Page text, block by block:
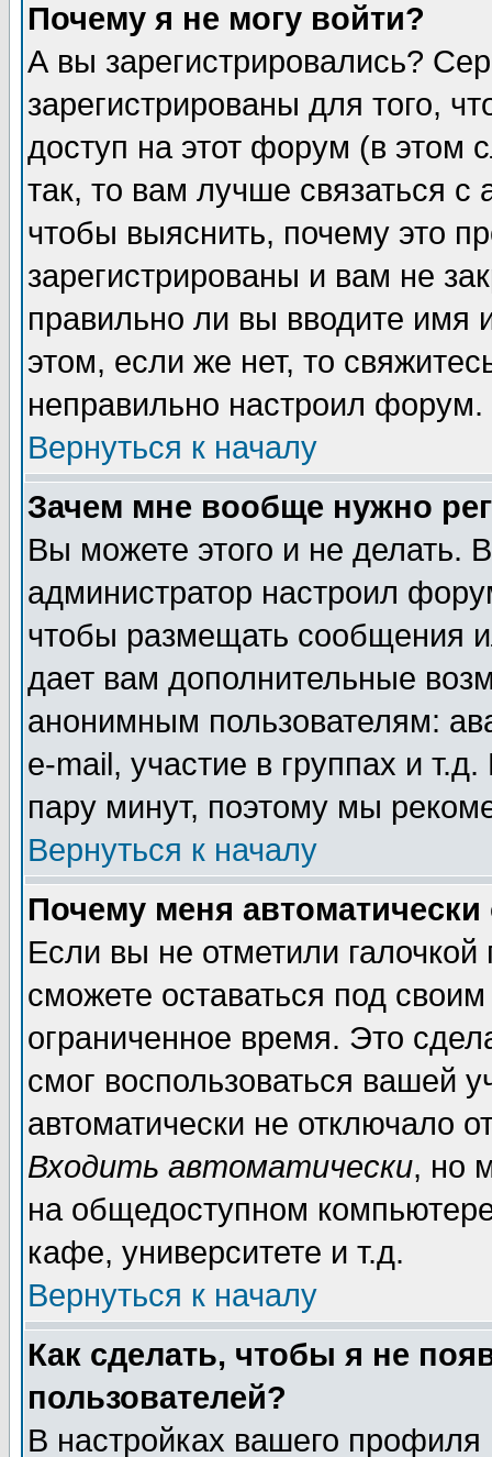
Почему я не могу войти?
А вы зарегистрировались?
зарегистрированы для того,
доступ на этот форум (в этом
так, то вам лучше связаться
чтобы выяснить, почему это
зарегистрированы и вам не
правильно ли вы вводите
этом, если же нет, то
неправильно настроил форум.
Вернуться к началу
Зачем мне вообще нужно
Вы можете этого и не делать.
администратор настроил
чтобы размещать сообщения
дает вам дополнительные
анонимным пользователям:
e-mail, участие в группах и
пару минут, поэтому мы
Вернуться к началу
Почему меня автоматически
Если вы не отметили галочкой
сможете оставаться под
ограниченное время. Это
смог воспользоваться вашей
автоматически не отключало
Входить автоматически, но
на общедоступном
кафе, университете и т.д.
Вернуться к началу
Как сделать, чтобы я не
пользователей?
В настройках вашего